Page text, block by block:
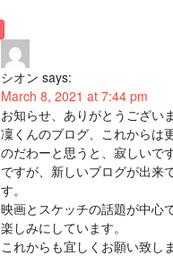
シオン says:
March 8, 2021 at 7:44 pm
お知らせ、ありがとうございま
凜くんのブログ、これからは
のだわーと思うと、寂しいです
ですが、新しいブログが出来
す。
映画とスケッチの話題が中心
楽しみにしています。
これからも宜しくお願い致し